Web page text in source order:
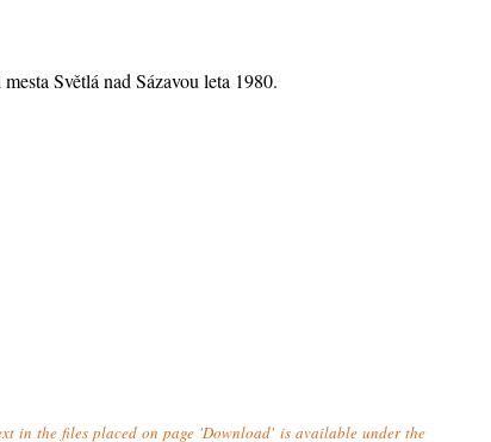
Světlá nad Sázavou leta 1980.
in the files placed on page 'Download' is available under the